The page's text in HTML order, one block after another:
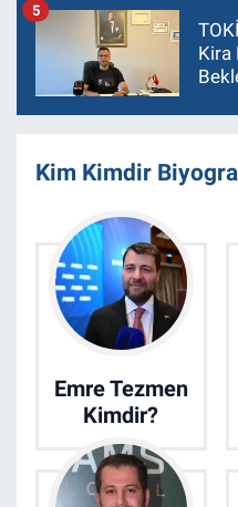
Kira
5
Kim Kimdir
Emre Tezmen
Kimdir?